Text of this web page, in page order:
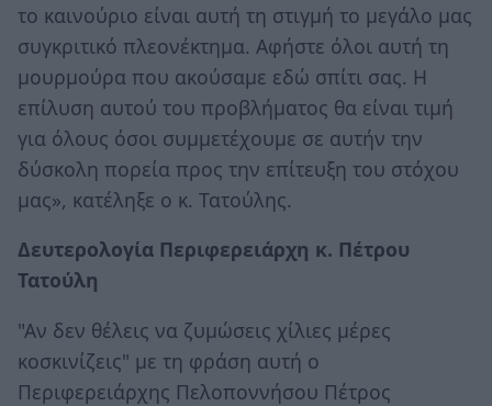
το καινούριο είναι αυτή τη στιγμή το μεγάλο μας
συγκριτικό πλεονέκτημα. Αφήστε όλοι αυτή τη
μουρμούρα που ακούσαμε εδώ σπίτι σας. Η
επίλυση αυτού του προβλήματος θα είναι τιμή
για όλους όσοι συμμετέχουμε σε αυτήν την
δύσκολη πορεία προς την επίτευξη του στόχου
μας», κατέληξε ο κ. Τατούλης.
Δευτερολογία Περιφερειάρχη κ. Πέτρου
Τατούλη
"Αν δεν θέλεις να ζυμώσεις χίλιες μέρες
κοσκινίζεις" με τη φράση αυτή ο
Περιφερειάρχης Πελοποννήσου Πέτρος